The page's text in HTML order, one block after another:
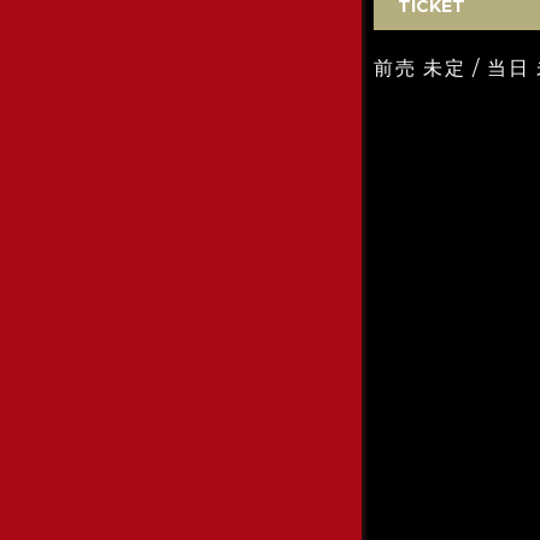
TICKET
前売 未定 / 当日